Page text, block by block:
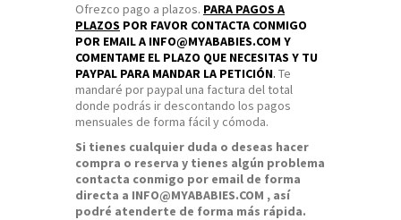
Ofrezco pago a plazos. PARA PAGOS A
PLAZOS POR FAVOR CONTACTA CONMIGO
POR EMAIL A INFO@MYABABIES.COM Y
COMENTAME EL PLAZO QUE NECESITAS Y TU
PAYPAL PARA MANDAR LA PETICIÓN. Te
mandaré por paypal una factura del total
donde podrás ir descontando los pagos
mensuales de forma fácil y cómoda.
Si tienes cualquier duda o deseas hacer
compra o reserva y tienes algún problema
contacta conmigo por email de forma
directa a INFO@MYABABIES.COM , así
podré atenderte de forma más rápida.